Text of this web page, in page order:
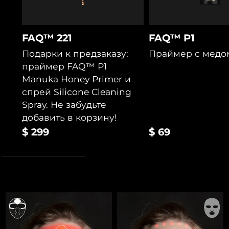
FAQ™ 221
Подарки к предзаказу:
праймер FAQ™ P1
Manuka Honey Primer и
спрей Silicone Cleaning
Spray. Не забудьте
добавить в корзину!
$ 299
FAQ™ P1
Праймер с
$ 69